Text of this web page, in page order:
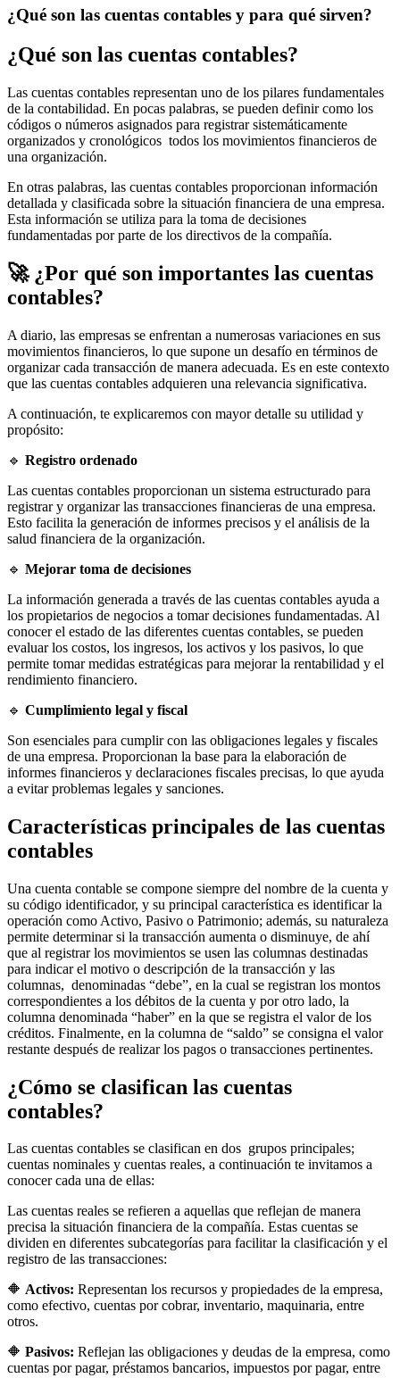
¿Qué son las cuentas contables y para qué sirven?
¿Qué son las cuentas contables?
Las cuentas contables representan uno de los pilares fundamentales
de la contabilidad. En pocas palabras, se pueden definir como los
códigos o números asignados para registrar sistemáticamente
organizados y cronológicos todos los movimientos financieros de
una organización.
En otras palabras, las cuentas contables proporcionan información
detallada y clasificada sobre la situación financiera de una empresa.
Esta información se utiliza para la toma de decisiones
fundamentadas por parte de los directivos de la compañía.
🚀 ¿Por qué son importantes las cuentas
contables?
A diario, las empresas se enfrentan a numerosas variaciones en sus
movimientos financieros, lo que supone un desafío en términos de
organizar cada transacción de manera adecuada. Es en este contexto
que las cuentas contables adquieren una relevancia significativa.
A continuación, te explicaremos con mayor detalle su utilidad y
propósito:
🔹 Registro ordenado
Las cuentas contables proporcionan un sistema estructurado para
registrar y organizar las transacciones financieras de una empresa.
Esto facilita la generación de informes precisos y el análisis de la
salud financiera de la organización.
🔹 Mejorar toma de decisiones
La información generada a través de las cuentas contables ayuda a
los propietarios de negocios a tomar decisiones fundamentadas. Al
conocer el estado de las diferentes cuentas contables, se pueden
evaluar los costos, los ingresos, los activos y los pasivos, lo que
permite tomar medidas estratégicas para mejorar la rentabilidad y el
rendimiento financiero.
🔹 Cumplimiento legal y fiscal
Son esenciales para cumplir con las obligaciones legales y fiscales
de una empresa. Proporcionan la base para la elaboración de
informes financieros y declaraciones fiscales precisas, lo que ayuda
a evitar problemas legales y sanciones.
Características principales de las cuentas
contables
Una cuenta contable se compone siempre del nombre de la cuenta y
su código identificador, y su principal característica es identificar la
operación como Activo, Pasivo o Patrimonio; además, su naturaleza
permite determinar si la transacción aumenta o disminuye, de ahí
que al registrar los movimientos se usen las columnas destinadas
para indicar el motivo o descripción de la transacción y las
columnas, denominadas “debe”, en la cual se registran los montos
correspondientes a los débitos de la cuenta y por otro lado, la
columna denominada “haber” en la que se registra el valor de los
créditos. Finalmente, en la columna de “saldo” se consigna el valor
restante después de realizar los pagos o transacciones pertinentes.
¿Cómo se clasifican las cuentas
contables?
Las cuentas contables se clasifican en dos grupos principales;
cuentas nominales y cuentas reales, a continuación te invitamos a
conocer cada una de ellas:
Las cuentas reales se refieren a aquellas que reflejan de manera
precisa la situación financiera de la compañía. Estas cuentas se
dividen en diferentes subcategorías para facilitar la clasificación y el
registro de las transacciones:
🔶 Activos: Representan los recursos y propiedades de la empresa,
como efectivo, cuentas por cobrar, inventario, maquinaria, entre
otros.
🔶 Pasivos: Reflejan las obligaciones y deudas de la empresa, como
cuentas por pagar, préstamos bancarios, impuestos por pagar, entre